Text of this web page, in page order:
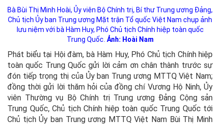
Bà Bùi Thị Minh Hoài, Ủy viên Bộ Chính trị, Bí thư Trung ương Đảng,
Chủ tịch Ủy ban Trung ương Mặt trận Tổ quốc Việt Nam chụp ảnh
lưu niệm với bà Hàm Huy, Phó Chủ tịch Chính hiệp toàn quốc
Trung Quốc. Ảnh: Hoài Nam
Phát biểu tại Hội đàm, bà Hàm Huy, Phó Chủ tịch Chính hiệp
toàn quốc Trung Quốc gửi lời cảm ơn chân thành trước sự
đón tiếp trọng thị của Ủy ban Trung ương MTTQ Việt Nam;
đồng thời gửi lời thăm hỏi của đồng chí Vương Hộ Ninh, Ủy
viên Thường vụ Bộ Chính trị Trung ương Đảng Cộng sản
Trung Quốc, Chủ tịch Chính hiệp toàn quốc Trung Quốc tới
Chủ tịch Ủy ban Trung ương MTTQ Việt Nam Bùi Thị Minh